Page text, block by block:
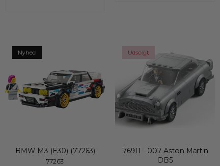
Nyhed
BMW M3 (E30) (77263)
77263
Udsolgt
76911 - 007 Aston Martin
DB5